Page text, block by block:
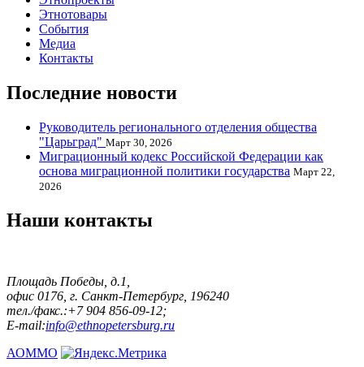
Этнотовары
События
Медиа
Контакты
Последние новости
Руководитель регионального отделения общества
"Царьград" Март 30, 2026
Миграционный кодекс Российской Федерации как
основа миграционной политики государства Март 22,
2026
Наши контакты
Площадь Победы, д.1,
офис 0176, г. Санкт-Петербург, 196240
тел./факс.:+7 904 856-09-12;
E-mail:info@ethnopetersburg.ru
АОММО